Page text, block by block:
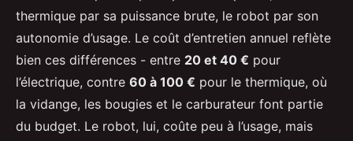
thermique par sa puissance brute, le robot par son
autonomie d’usage. Le coût d’entretien annuel reflète
bien ces différences - entre 20 et 40 € pour
l’électrique, contre 60 à 100 € pour le thermique, où
la vidange, les bougies et le carburateur font partie
du budget. Le robot, lui, coûte peu à l’usage, mais